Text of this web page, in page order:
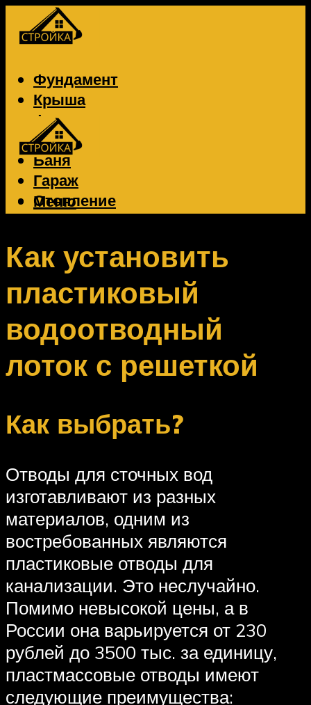
Фундамент
Крыша
Фасад
Забор
Баня
Гараж
Отопление
Вентиляция
Меню
Меню
Как установить
пластиковый
водоотводный
лоток с решеткой
Как выбрать?
Отводы для сточных вод
изготавливают из разных
материалов, одним из
востребованных являются
пластиковые отводы для
канализации. Это неслучайно.
Помимо невысокой цены, а в
России она варьируется от 230
рублей до 3500 тыс. за единицу,
пластмассовые отводы имеют
следующие преимущества: